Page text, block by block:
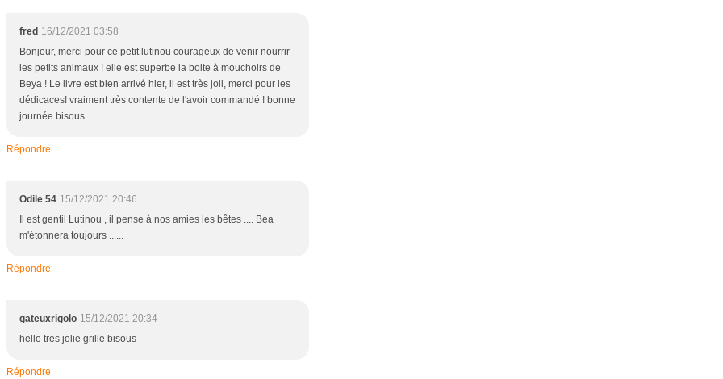
fred 16/12/2021 03:58
Bonjour, merci pour ce petit lutinou courageux de venir nourrir
les petits animaux ! elle est superbe la boite à mouchoirs de
Beya ! Le livre est bien arrivé hier, il est très joli, merci pour les
dédicaces! vraiment très contente de l'avoir commandé ! bonne
journée bisous
Répondre
Odile 54 15/12/2021 20:46
Il est gentil Lutinou , il pense à nos amies les bêtes .... Bea
m'étonnera toujours ......
Répondre
gateuxrigolo 15/12/2021 20:34
hello tres jolie grille bisous
Répondre